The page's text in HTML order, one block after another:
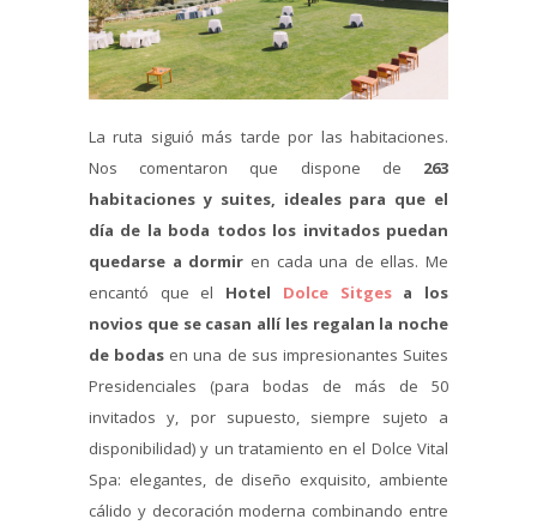
La ruta siguió más tarde por las habitaciones.
Nos comentaron que dispone de 263
habitaciones y suites, ideales para que el
día de la boda todos los invitados puedan
quedarse a dormir en cada una de ellas. Me
encantó que el Hotel Dolce Sitgesa los
novios que se casan allí les regalan la noche
de bodas en una de sus impresionantes Suites
Presidenciales (para bodas de más de 50
invitados y, por supuesto, siempre sujeto a
disponibilidad) y un tratamiento en el Dolce Vital
Spa: elegantes, de diseño exquisito, ambiente
cálido y decoración moderna combinando entre